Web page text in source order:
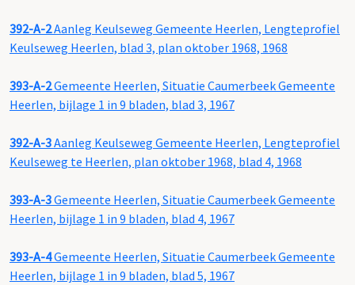
392-A-2Aanleg Keulseweg Gemeente Heerlen, Lengteprofiel
Keulseweg Heerlen, blad 3, plan oktober 1968, 1968
393-A-2Gemeente Heerlen, Situatie Caumerbeek Gemeente
Heerlen, bijlage 1 in 9 bladen, blad 3, 1967
392-A-3Aanleg Keulseweg Gemeente Heerlen, Lengteprofiel
Keulseweg te Heerlen, plan oktober 1968, blad 4, 1968
393-A-3Gemeente Heerlen, Situatie Caumerbeek Gemeente
Heerlen, bijlage 1 in 9 bladen, blad 4, 1967
393-A-4Gemeente Heerlen, Situatie Caumerbeek Gemeente
Heerlen, bijlage 1 in 9 bladen, blad 5, 1967